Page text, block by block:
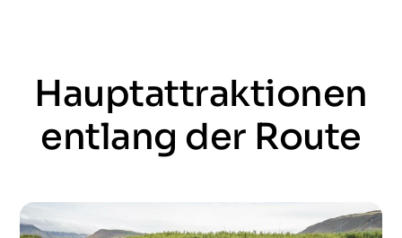
Hauptattraktionen
entlang der Route